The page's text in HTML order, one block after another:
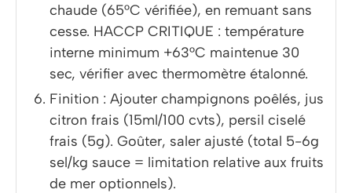
chaude (65°C vérifiée), en remuant sans
cesse. HACCP CRITIQUE : température
interne minimum +63°C maintenue 30
sec, vérifier avec thermomètre étalonné.
Finition : Ajouter champignons poêlés, jus
citron frais (15ml/100 cvts), persil ciselé
frais (5g). Goûter, saler ajusté (total 5-6g
sel/kg sauce = limitation relative aux fruits
de mer optionnels).